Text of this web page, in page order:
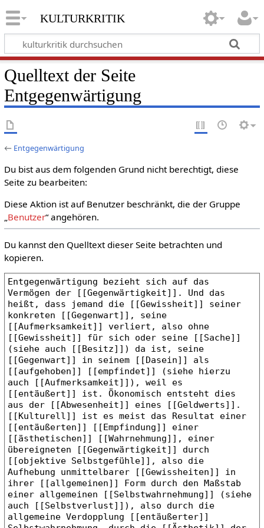
kulturkritik
Quelltext der Seite
Entgegenwärtigung
← Entgegenwärtigung
Du bist aus dem folgenden Grund nicht berechtigt, diese
Seite zu bearbeiten:
Diese Aktion ist auf Benutzer beschränkt, die der Gruppe
„Benutzer“ angehören.
Du kannst den Quelltext dieser Seite betrachten und
kopieren.